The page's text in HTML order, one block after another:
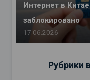
Интернет в
заблокировано
17.06.2026
Рубрики